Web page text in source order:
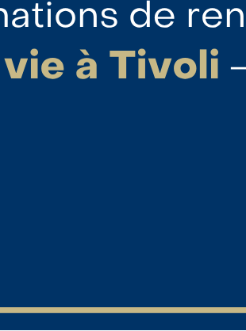
:
harcèlement ou
aux élèves fragilisés.
Bordeaux, où chacun peut
des engagements des
la bientraitance, et
Partagée
et développée par le centre